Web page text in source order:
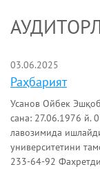
03.06.2025
Раҳбарият
Усанов Ойбек
сана: 27.06.1976 й.
лавозимида
университетини
233-64-92